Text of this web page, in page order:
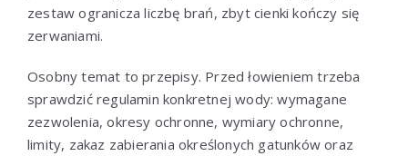
zestaw ogranicza liczbę brań, zbyt cienki kończy się
zerwaniami.
Osobny temat to przepisy. Przed łowieniem trzeba
sprawdzić regulamin konkretnej wody: wymagane
zezwolenia, okresy ochronne, wymiary ochronne,
limity, zakaz zabierania określonych gatunków oraz